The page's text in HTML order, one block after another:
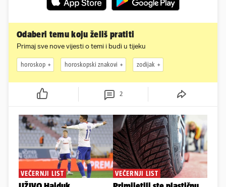
Odaberi temu koju želiš pratiti
Primaj sve nove vijesti o temi i budi u tijeku
horoskop horoskopski znakovi zodijak
2